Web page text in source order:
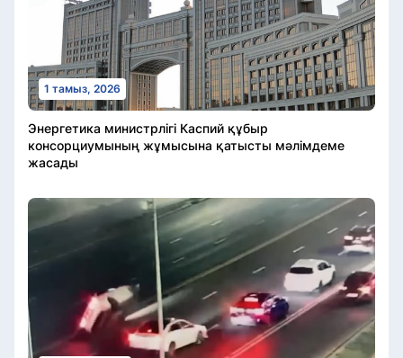
1 тамыз, 2026
Энергетика министрлігі Каспий құбыр
консорциумының жұмысына қатысты мәлімдеме
жасады